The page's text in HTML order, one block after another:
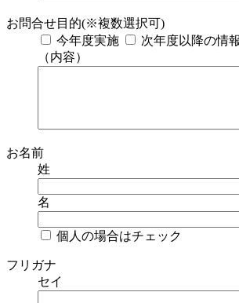
お問合せ目的(※複数選択可)
今年度実施
次年度以降の情
（内容）
お名前
姓
名
個人の場合はチェック
フリガナ
セイ